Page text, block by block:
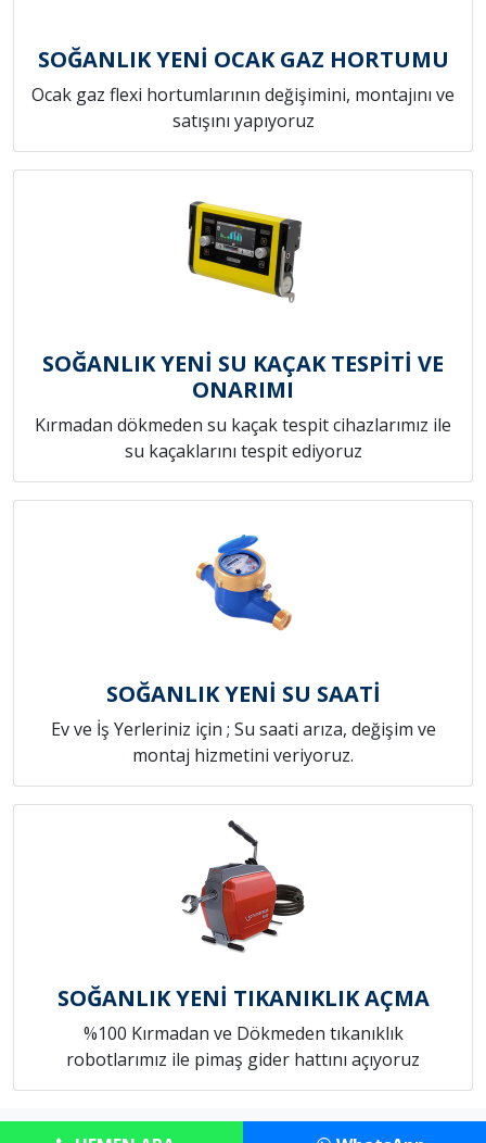
SOĞANLIK YENİ OCAK GAZ HORTUMU
Ocak gaz flexi hortumlarının değişimini, montajını ve
satışını yapıyoruz
SOĞANLIK YENİ SU KAÇAK TESPİTİ VE
ONARIMI
Kırmadan dökmeden su kaçak tespit cihazlarımız ile
su kaçaklarını tespit ediyoruz
SOĞANLIK YENİ SU SAATİ
Ev ve İş Yerleriniz için ; Su saati arıza, değişim ve
montaj hizmetini veriyoruz.
SOĞANLIK YENİ TIKANIKLIK AÇMA
%100 Kırmadan ve Dökmeden tıkanıklık
robotlarımız ile pimaş gider hattını açıyoruz